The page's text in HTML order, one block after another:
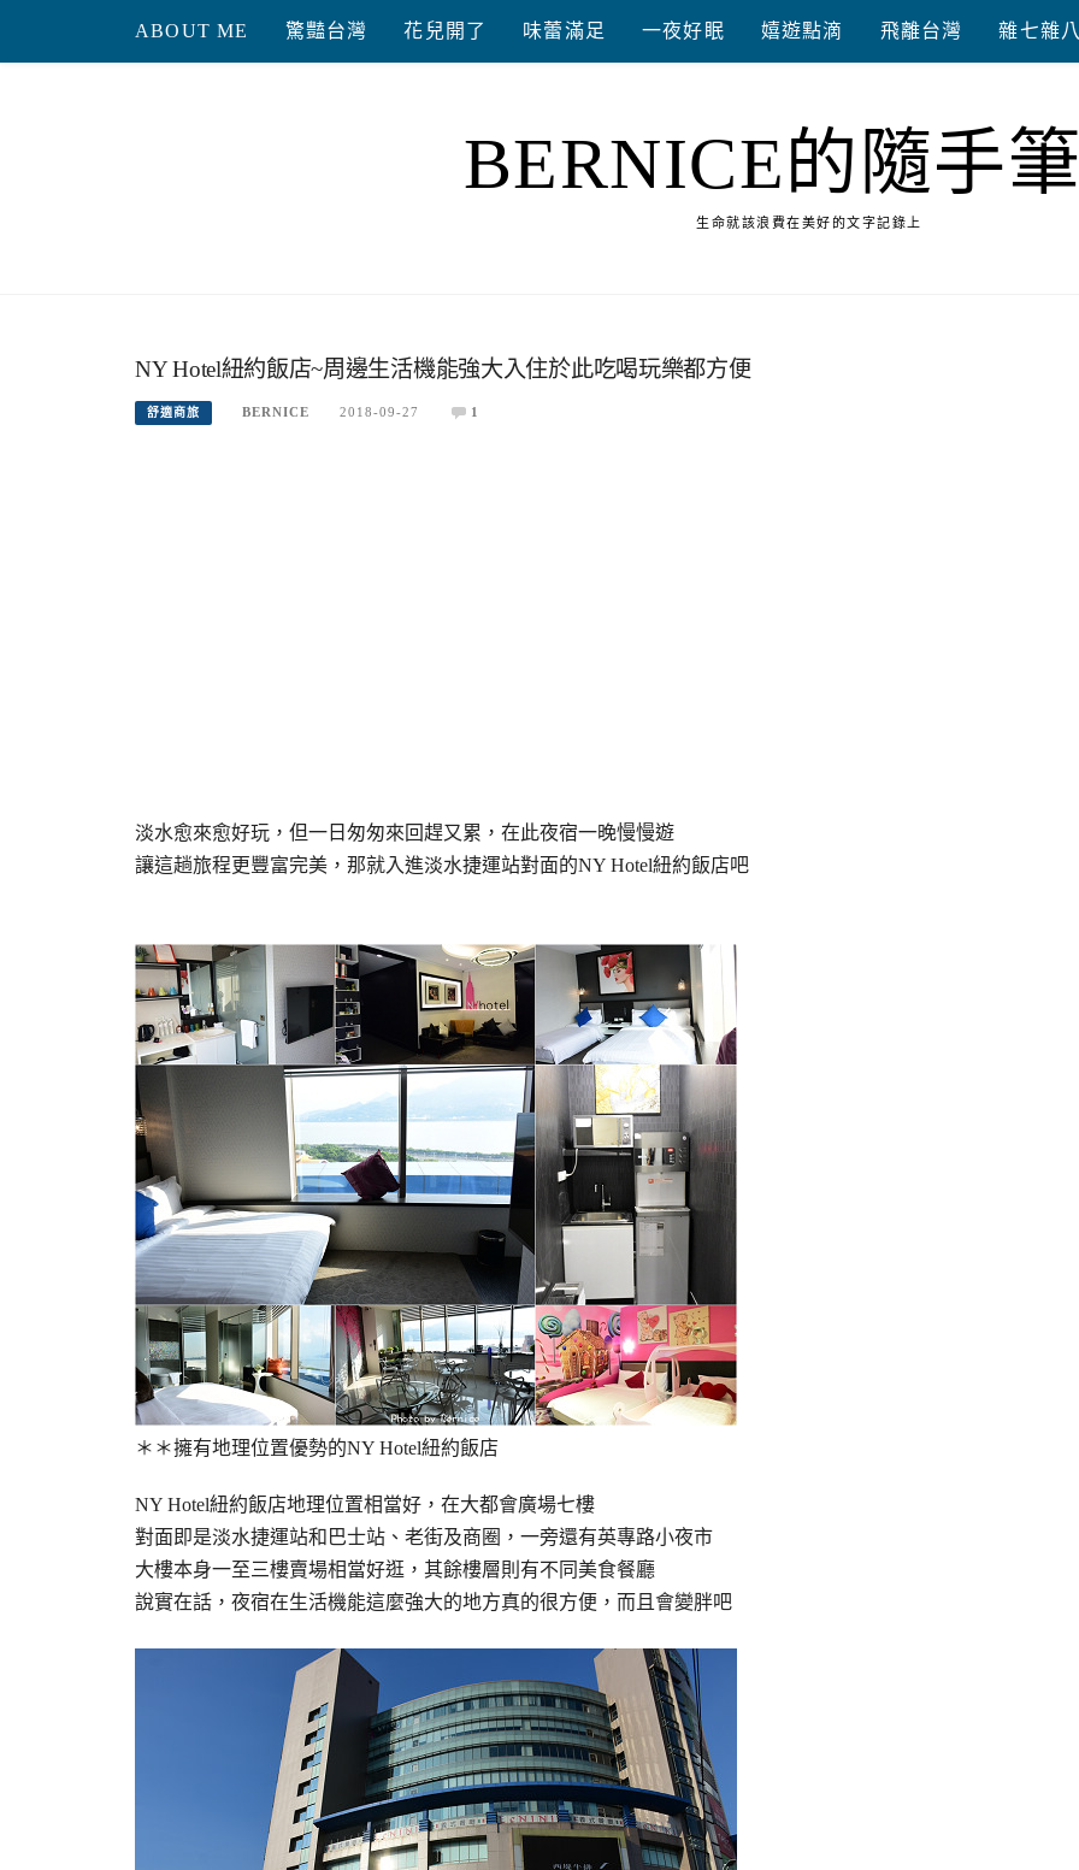
content
ABOUT ME 驚豔台灣 花兒開了 味蕾滿足 一夜好眠 嬉遊點滴 飛離台灣 雜七雜
BERNICE的隨手
生命就該浪費在美好的文字記錄上
NY Hotel紐約飯店~周邊生活機能強大入住於此吃喝玩樂都方便
舒適商旅 BERNICE 2018-09-27 1
淡水愈來愈好玩，但一日匆匆來回趕又累，在此夜宿一晚慢慢遊
讓這趟旅程更豐富完美，那就入進淡水捷運站對面的NY Hotel紐約飯店吧
＊＊擁有地理位置優勢的NY Hotel紐約飯店
NY Hotel紐約飯店地理位置相當好，在大都會廣場七樓
對面即是淡水捷運站和巴士站、老街及商圈，一旁還有英專路小夜市
大樓本身一至三樓賣場相當好逛，其餘樓層則有不同美食餐廳
說實在話，夜宿在生活機能這麼強大的地方真的很方便，而且會變胖吧